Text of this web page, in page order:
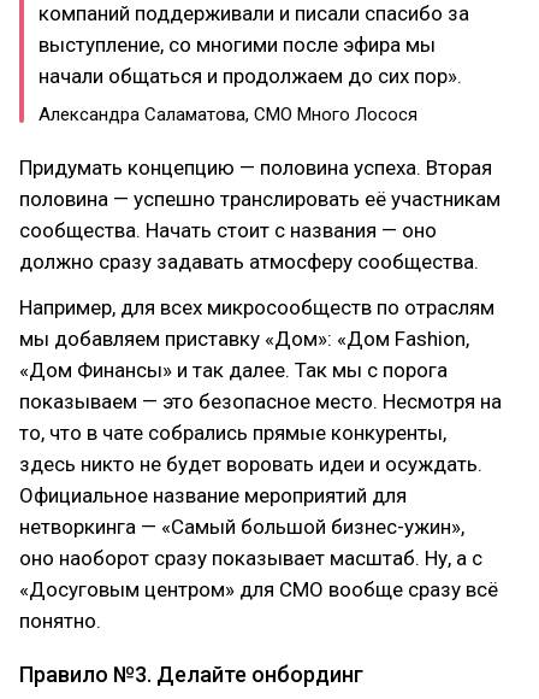
компаний поддерживали и писали спасибо за
выступление, со многими после эфира мы
начали общаться и продолжаем до сих пор».
Александра Саламатова, СМО Много Лосося
Придумать концепцию — половина успеха. Вторая
половина — успешно транслировать её участникам
сообщества. Начать стоит с названия — оно
должно сразу задавать атмосферу сообщества.
Например, для всех микросообществ по отраслям
мы добавляем приставку «Дом»: «Дом Fashion,
«Дом Финансы» и так далее. Так мы с порога
показываем — это безопасное место. Несмотря на
то, что в чате собрались прямые конкуренты,
здесь никто не будет воровать идеи и осуждать.
Официальное название мероприятий для
нетворкинга — «Самый большой бизнес-ужин»,
оно наоборот сразу показывает масштаб. Ну, а с
«Досуговым центром» для CMO вообще сразу всё
понятно.
Правило №3. Делайте онбординг